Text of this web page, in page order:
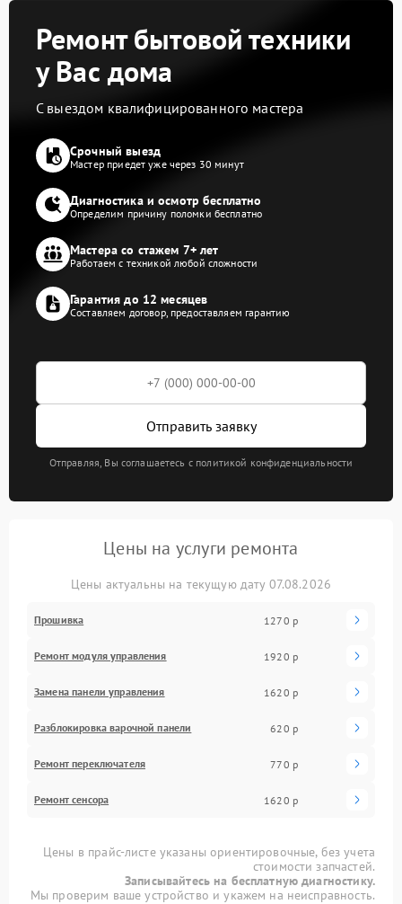
Ремонт бытовой техники
у Вас дома
С выездом квалифицированного мастера
Срочный выезд
Мастер приедет уже через 30 минут
Диагностика и осмотр бесплатно
Определим причину поломки бесплатно
Мастера со стажем 7+ лет
Работаем с техникой любой сложности
Гарантия до 12 месяцев
Составляем договор, предоставляем гарантию
Отправить заявку
Отправляя, Вы соглашаетесь с политикой конфиденциальности
Цены на услуги ремонта
Цены актуальны на текущую дату 07.08.2026
Прошивка 1270 р
Ремонт модуля управления 1920 р
Замена панели управления 1620 р
Разблокировка варочной панели 620 р
Ремонт переключателя 770 р
Ремонт сенсора 1620 р
Цены в прайс-листе указаны ориентировочные, без учета
стоимости запчастей.
Записывайтесь на бесплатную диагностику.
Мы проверим ваше устройство и укажем на неисправность.